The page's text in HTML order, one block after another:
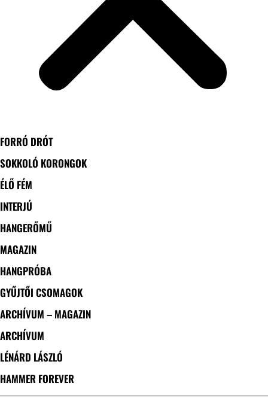
FORRÓ DRÓT
SOKKOLÓ KORONGOK
ÉLŐ FÉM
INTERJÚ
HANGERŐMŰ
MAGAZIN
HANGPRÓBA
GYŰJTŐI CSOMAGOK
ARCHÍVUM – MAGAZIN
ARCHÍVUM
LÉNÁRD LÁSZLÓ
HAMMER FOREVER